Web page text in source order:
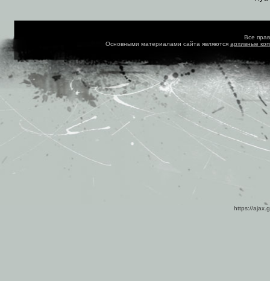
Все
Основными материалами сайта являются архивные
https://